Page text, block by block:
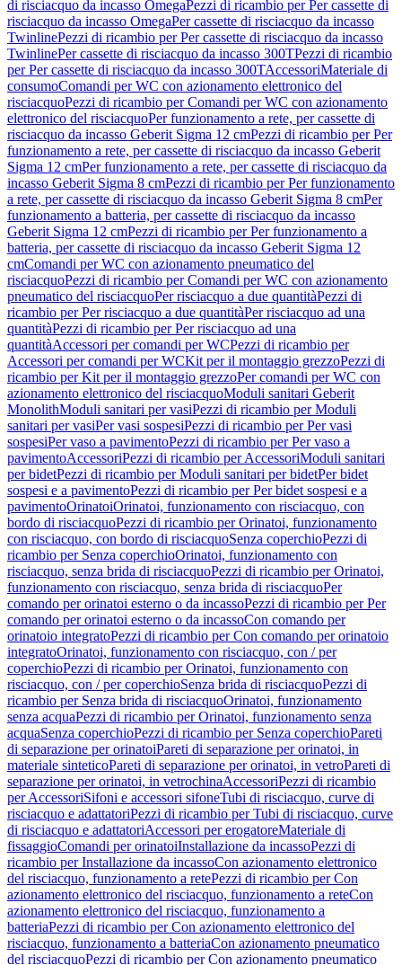
di risciacquo da incasso OmegaPezzi di ricambio per Per cassette di
risciacquo da incasso OmegaPer cassette di risciacquo da incasso
TwinlinePezzi di ricambio per Per cassette di risciacquo da incasso
TwinlinePer cassette di risciacquo da incasso 300TPezzi di ricambio
per Per cassette di risciacquo da incasso 300TAccessoriMateriale di
consumoComandi per WC con azionamento elettronico del
risciacquoPezzi di ricambio per Comandi per WC con azionamento
elettronico del risciacquoPer funzionamento a rete, per cassette di
risciacquo da incasso Geberit Sigma 12 cmPezzi di ricambio per Per
funzionamento a rete, per cassette di risciacquo da incasso Geberit
Sigma 12 cmPer funzionamento a rete, per cassette di risciacquo da
incasso Geberit Sigma 8 cmPezzi di ricambio per Per funzionamento
a rete, per cassette di risciacquo da incasso Geberit Sigma 8 cmPer
funzionamento a batteria, per cassette di risciacquo da incasso
Geberit Sigma 12 cmPezzi di ricambio per Per funzionamento a
batteria, per cassette di risciacquo da incasso Geberit Sigma 12
cmComandi per WC con azionamento pneumatico del
risciacquoPezzi di ricambio per Comandi per WC con azionamento
pneumatico del risciacquoPer risciacquo a due quantitàPezzi di
ricambio per Per risciacquo a due quantitàPer risciacquo ad una
quantitàPezzi di ricambio per Per risciacquo ad una
quantitàAccessori per comandi per WCPezzi di ricambio per
Accessori per comandi per WCKit per il montaggio grezzoPezzi di
ricambio per Kit per il montaggio grezzoPer comandi per WC con
azionamento elettronico del risciacquoModuli sanitari Geberit
MonolithModuli sanitari per vasiPezzi di ricambio per Moduli
sanitari per vasiPer vasi sospesiPezzi di ricambio per Per vasi
sospesiPer vaso a pavimentoPezzi di ricambio per Per vaso a
pavimentoAccessoriPezzi di ricambio per AccessoriModuli sanitari
per bidetPezzi di ricambio per Moduli sanitari per bidetPer bidet
sospesi e a pavimentoPezzi di ricambio per Per bidet sospesi e a
pavimentoOrinatoiOrinatoi, funzionamento con risciacquo, con
bordo di risciacquoPezzi di ricambio per Orinatoi, funzionamento
con risciacquo, con bordo di risciacquoSenza coperchioPezzi di
ricambio per Senza coperchioOrinatoi, funzionamento con
risciacquo, senza brida di risciacquoPezzi di ricambio per Orinatoi,
funzionamento con risciacquo, senza brida di risciacquoPer
comando per orinatoi esterno o da incassoPezzi di ricambio per Per
comando per orinatoi esterno o da incassoCon comando per
orinatoio integratoPezzi di ricambio per Con comando per orinatoio
integratoOrinatoi, funzionamento con risciacquo, con / per
coperchioPezzi di ricambio per Orinatoi, funzionamento con
risciacquo, con / per coperchioSenza brida di risciacquoPezzi di
ricambio per Senza brida di risciacquoOrinatoi, funzionamento
senza acquaPezzi di ricambio per Orinatoi, funzionamento senza
acquaSenza coperchioPezzi di ricambio per Senza coperchioPareti
di separazione per orinatoiPareti di separazione per orinatoi, in
materiale sinteticoPareti di separazione per orinatoi, in vetroPareti di
separazione per orinatoi, in vetrochinaAccessoriPezzi di ricambio
per AccessoriSifoni e accessori sifoneTubi di risciacquo, curve di
risciacquo e adattatoriPezzi di ricambio per Tubi di risciacquo, curve
di risciacquo e adattatoriAccessori per erogatoreMateriale di
fissaggioComandi per orinatoiInstallazione da incassoPezzi di
ricambio per Installazione da incassoCon azionamento elettronico
del risciacquo, funzionamento a retePezzi di ricambio per Con
azionamento elettronico del risciacquo, funzionamento a reteCon
azionamento elettronico del risciacquo, funzionamento a
batteriaPezzi di ricambio per Con azionamento elettronico del
risciacquo, funzionamento a batteriaCon azionamento pneumatico
del risciacquoPezzi di ricambio per Con azionamento pneumatico